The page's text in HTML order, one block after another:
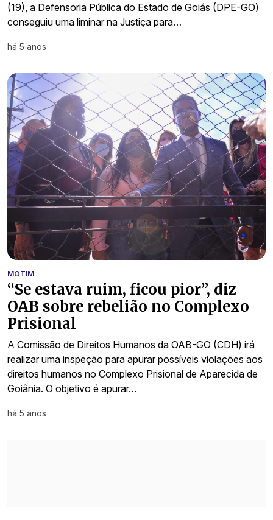
(19), a Defensoria Pública do Estado de Goiás (DPE-GO)
conseguiu uma liminar na Justiça para…
há 5 anos
MOTIM
“Se estava ruim, ficou pior”, diz
OAB sobre rebelião no Complexo
Prisional
A Comissão de Direitos Humanos da OAB-GO (CDH) irá
realizar uma inspeção para apurar possíveis violações aos
direitos humanos no Complexo Prisional de Aparecida de
Goiânia. O objetivo é apurar…
há 5 anos